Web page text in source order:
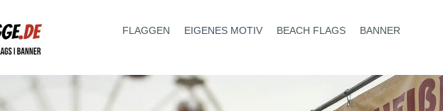
FLAGGEN EIGENES MOTIV BEACH FLAGS BANNER